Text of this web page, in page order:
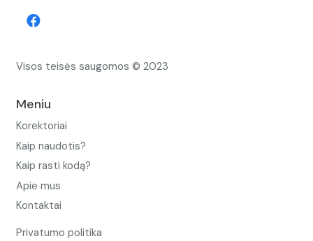
Visos teisės saugomos © 2023
Meniu
Korektoriai
Kaip naudotis?
Kaip rasti kodą?
Apie mus
Kontaktai
Privatumo politika